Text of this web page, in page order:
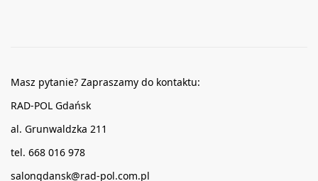
Masz pytanie? Zapraszamy do kontaktu:
RAD-POL Gdańsk
al. Grunwaldzka 211
tel. 668 016 978
salongdansk@rad-pol.com.pl